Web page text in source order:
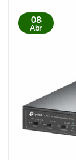
08
Abr